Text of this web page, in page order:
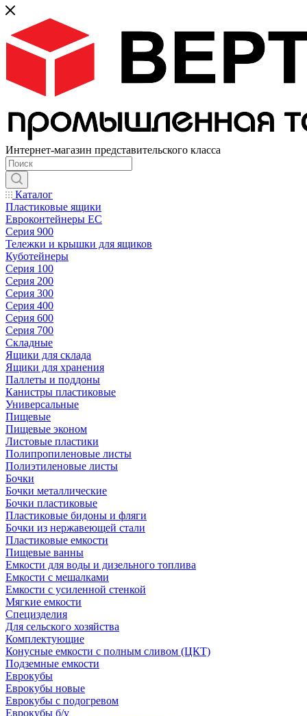
Интернет-магазин представительского класса
Каталог
Пластиковые ящики
Евроконтейнеры ЕС
Серия 900
Тележки и крышки для ящиков
Куботейнеры
Серия 100
Серия 200
Серия 300
Серия 400
Серия 600
Серия 700
Складные
Ящики для склада
Ящики для хранения
Паллеты и поддоны
Канистры пластиковые
Универсальные
Пищевые
Пищевые эконом
Листовые пластики
Полипропиленовые листы
Полиэтиленовые листы
Бочки
Бочки металлические
Бочки пластиковые
Пластиковые бидоны и фляги
Бочки из нержавеющей стали
Пластиковые емкости
Пищевые ванны
Емкости для воды и дизельного топлива
Емкости с мешалками
Емкости с усиленной стенкой
Мягкие емкости
Специзделия
Для сельского хозяйства
Комплектующие
Конусные емкости с полным сливом (ЦКТ)
Подземные емкости
Еврокубы
Еврокубы новые
Еврокубы с подогревом
Еврокубы б/у